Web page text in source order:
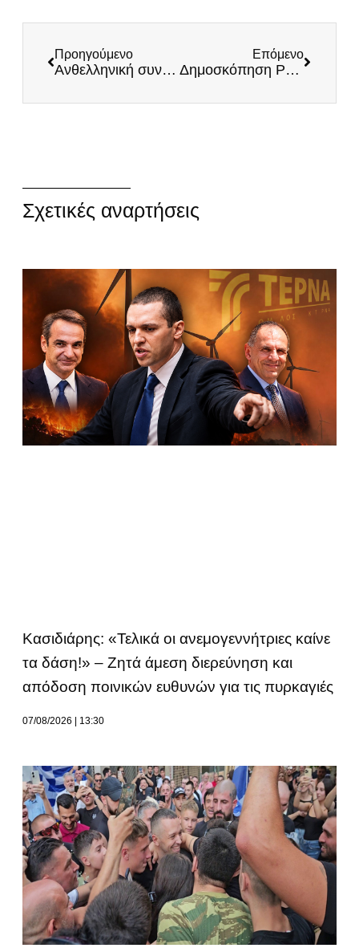
Προηγούμενο
Ανθελληνική συνάντηση με φόντο το… τζαμί στην Καβάλα
Επόμενο
Δημοσκόπηση Pulse: Νέα αποτύπωση ως ξεχωριστό κόμμα οι ΕΛΛΗΝΕΣ
Σχετικές αναρτήσεις
Κασιδιάρης: «Τελικά οι ανεμογεννήτριες καίνε
τα δάση!» – Ζητά άμεση διερεύνηση και
απόδοση ποινικών ευθυνών για τις πυρκαγιές
07/08/2026 13:30